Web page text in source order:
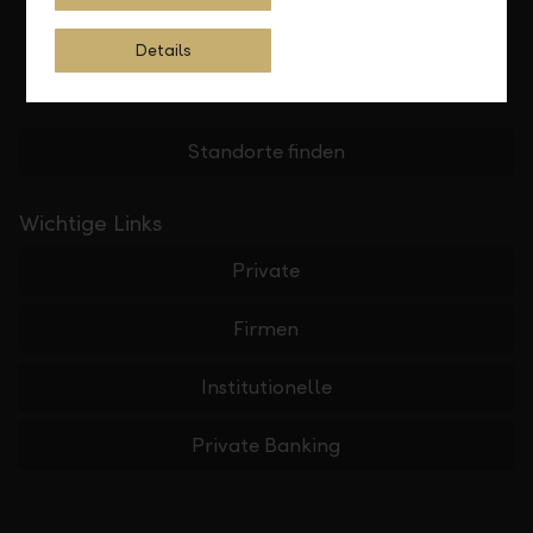
Standorte finden
Wichtige Links
Private
Firmen
Institutionelle
Private Banking
Details